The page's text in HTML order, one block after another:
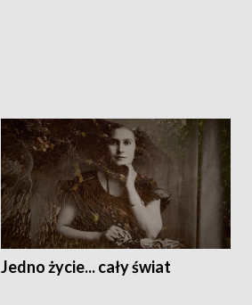
Jedno życie... cały świat